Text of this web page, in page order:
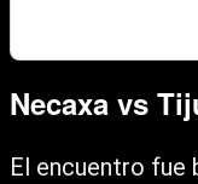
Necaxa vs
El encuentro fue